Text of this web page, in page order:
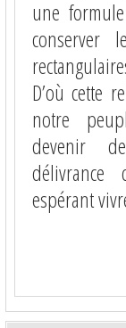
une
conserver
D’où cette
notre
devenir
espérant